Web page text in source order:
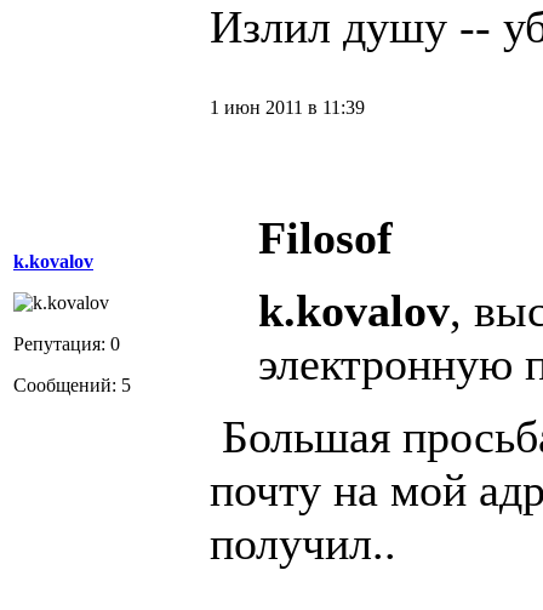
Излил душу --
k.kovalov
Репутация: 0
Сообщений: 5
1 июн 2011 в 11:39
Filosof
k.kovalov,
электронную
Большая
почту на мой
получил..